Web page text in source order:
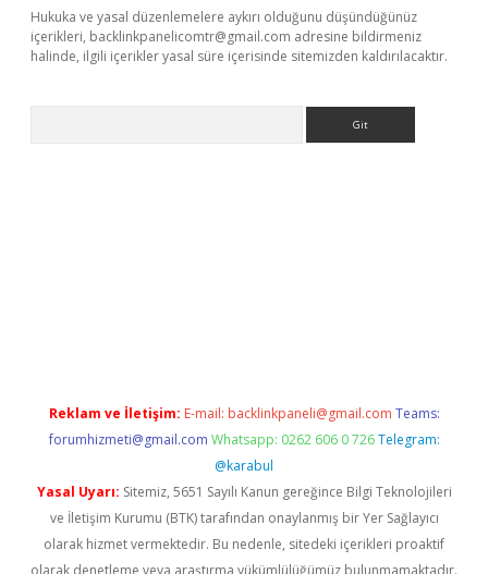
Hukuka ve yasal düzenlemelere aykırı olduğunu düşündüğünüz
içerikleri, backlinkpanelicomtr@gmail.com adresine bildirmeniz
halinde, ilgili içerikler yasal süre içerisinde sitemizden kaldırılacaktır.
Reklam ve İletişim: E-mail: backlinkpaneli@gmail.com Teams:
forumhizmeti@gmail.com Whatsapp: 0262 606 0 726 Telegram:
@karabul
Yasal Uyarı: Sitemiz, 5651 Sayılı Kanun gereğince Bilgi Teknolojileri
ve İletişim Kurumu (BTK) tarafından onaylanmış bir Yer Sağlayıcı
olarak hizmet vermektedir. Bu nedenle, sitedeki içerikleri proaktif
olarak denetleme veya araştırma yükümlülüğümüz bulunmamaktadır.